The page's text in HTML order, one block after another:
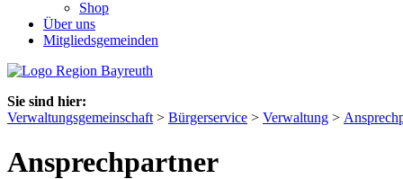
Shop
Über uns
Mitgliedsgemeinden
Sie sind hier:
Verwaltungsgemeinschaft > Bürgerservice > Verwaltung >
Ansprechpartner